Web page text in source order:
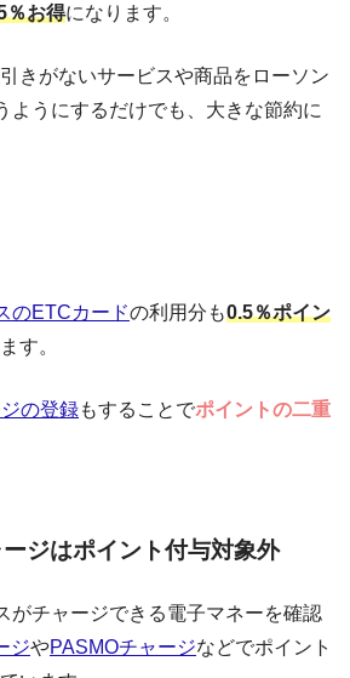
％お得になります。
きがないサービスや商品をローソン
ようにするだけでも、大きな節約に
のETCカードの利用分も0.5％ポイン
す。
の登録もすることでポイントの二重
ジはポイント付与対象外
がチャージできる電子マネーを確認
ジやPASMOチャージなどでポイント